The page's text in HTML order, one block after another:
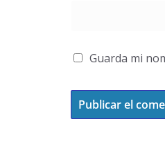
Guarda mi